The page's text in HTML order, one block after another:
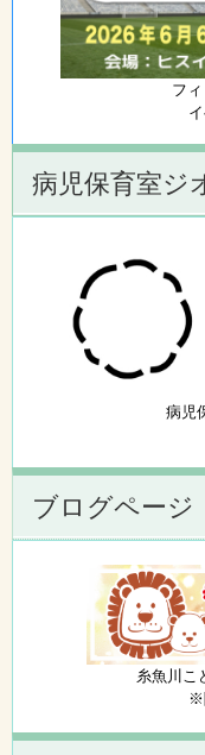
フ
病児保育室ジ
病児
ブログページ
糸魚川こ
※